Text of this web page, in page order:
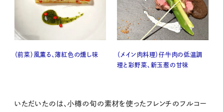
（前菜）風薫る、薄紅色の燻し味
（メイン肉料理）仔牛肉の低温調
理と彩野菜、新玉葱の甘味
いただいたのは、小樽の旬の素材を使ったフレンチのフルコー